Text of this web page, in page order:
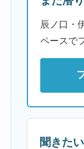
辰ノ口・
ペースで
聞きた